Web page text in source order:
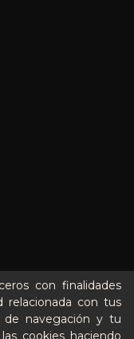
con finalidades
relacionada con tus
de navegación y tu
cookies haciendo